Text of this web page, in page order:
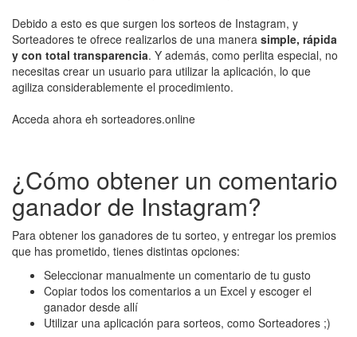
Debido a esto es que surgen los sorteos de Instagram, y
Sorteadores te ofrece realizarlos de una manera simple, rápida
y con total transparencia. Y además, como perlita especial, no
necesitas crear un usuario para utilizar la aplicación, lo que
agiliza considerablemente el procedimiento.
Acceda ahora eh sorteadores.online
¿Cómo obtener un comentario
ganador de Instagram?
Para obtener los ganadores de tu sorteo, y entregar los premios
que has prometido, tienes distintas opciones:
Seleccionar manualmente un comentario de tu gusto
Copiar todos los comentarios a un Excel y escoger el
ganador desde allí
Utilizar una aplicación para sorteos, como Sorteadores ;)